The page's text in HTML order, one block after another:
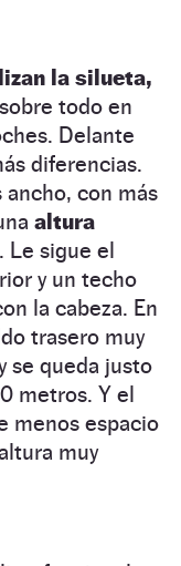
la silueta,
todo en
Delante
diferencias.
ancho, con más
altura
Le sigue el
y un techo
la cabeza. En
trasero muy
se queda justo
metros. Y el
menos espacio
muy